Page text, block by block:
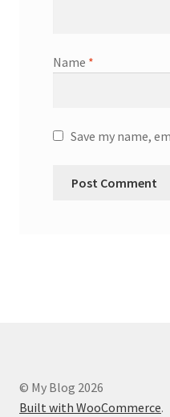
Name *
Save my name,
© My Blog 2026
Built with WooCommerce.